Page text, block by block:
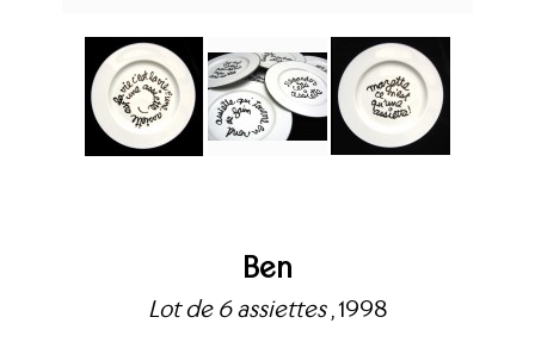
Ben
Lot de 6 assiettes, 1998